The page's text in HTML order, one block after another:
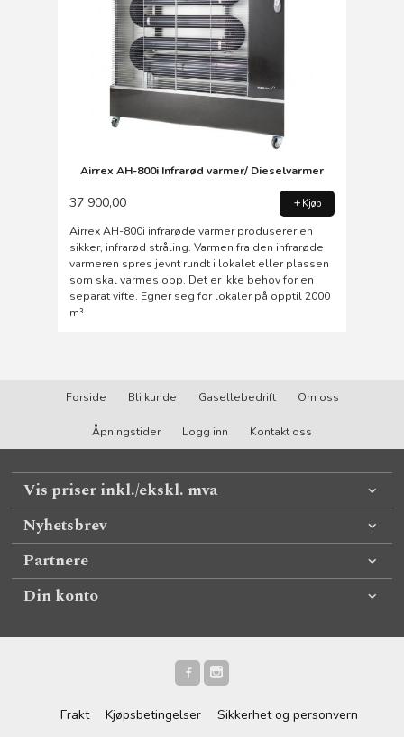
Airrex AH-800i Infrarød varmer/ Dieselvarmer
37 900,00 Kjøp
Airrex AH-800i infrarøde varmer produserer en
sikker, infrarød stråling. Varmen fra den infrarøde
varmeren spres jevnt rundt i lokalet eller plassen
som skal varmes opp. Det er ikke behov for en
separat vifte. Egner seg for lokaler på opptil 2000
m³
Forside Bli kunde Gasellebedrift Om oss
Åpningstider Logg inn Kontakt oss
Vis priser inkl./ekskl. mva
Nyhetsbrev
Partnere
Din konto
Frakt Kjøpsbetingelser Sikkerhet og personvern